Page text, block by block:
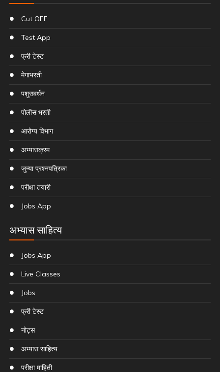
Cut OFF
Test App
फ्री टेस्ट
मेगाभरती
पशुसवर्धन
पोलीस भरती
आरोग्य विभाग
अभ्यासक्रम
जुन्या प्रश्नपत्रिका
परीक्षा तयारी
Jobs App
अभ्यास साहित्य
Jobs App
Live Classes
Jobs
फ्री टेस्ट
नोट्स
अभ्यास साहित्य
परीक्षा माहिती